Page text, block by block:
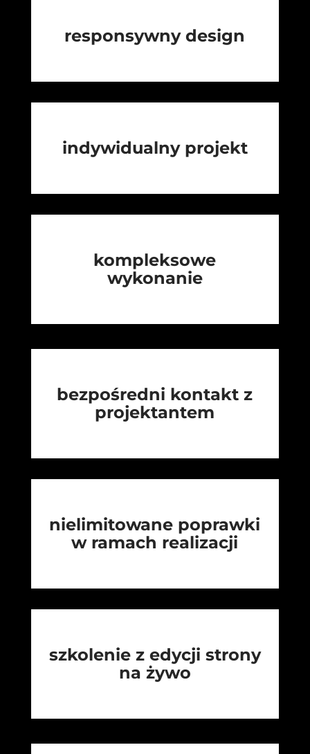
responsywny design
indywidualny projekt
kompleksowe
wykonanie
bezpośredni kontakt z
projektantem
nielimitowane poprawki
w ramach realizacji
szkolenie z edycji strony
na żywo